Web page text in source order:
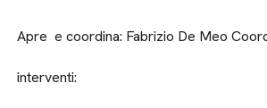
Apre e coordina: Fabrizio De Meo
interventi: